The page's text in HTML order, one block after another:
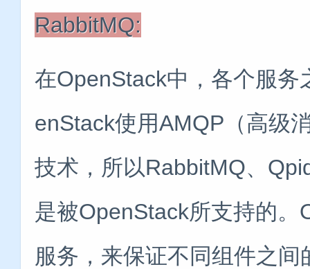
RabbitMQ:
在OpenStack中，各个服
enStack使用AMQP（高级
技术，所以RabbitMQ、
是被OpenStack所支持的
服务，来保证不同组件之